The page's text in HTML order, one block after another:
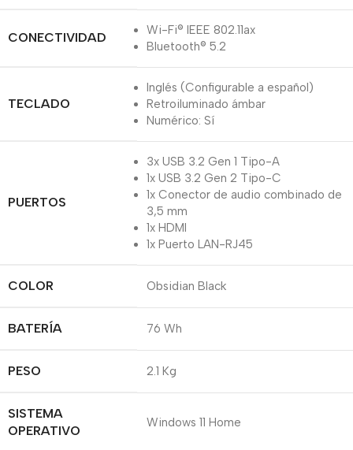
CONECTIVIDAD
Wi-Fi® IEEE 802.11ax
Bluetooth® 5.2
TECLADO
Inglés (Configurable a español)
Retroiluminado ámbar
Numérico: Sí
PUERTOS
3x USB 3.2 Gen 1 Tipo-A
1x USB 3.2 Gen 2 Tipo-C
1x Conector de audio combinado de
3,5 mm
1x HDMI
1x Puerto LAN-RJ45
COLOR Obsidian Black
BATERÍA 76 Wh
PESO 2.1 Kg
SISTEMA
OPERATIVO
Windows 11 Home